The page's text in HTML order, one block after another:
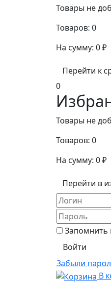
Товары не
Товаров: 0
На сумму: 0₽
Перейти к
0
Товары не
Товаров: 0
На сумму: 0₽
Перейти в
Запомнить
Забыли
В